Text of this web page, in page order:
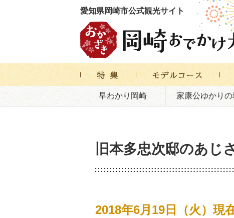
愛知県岡崎市公式観光サイト
早わかり岡崎 家康公ゆかりの
旧本多忠次邸のあじ
2018年6月19日（火）現